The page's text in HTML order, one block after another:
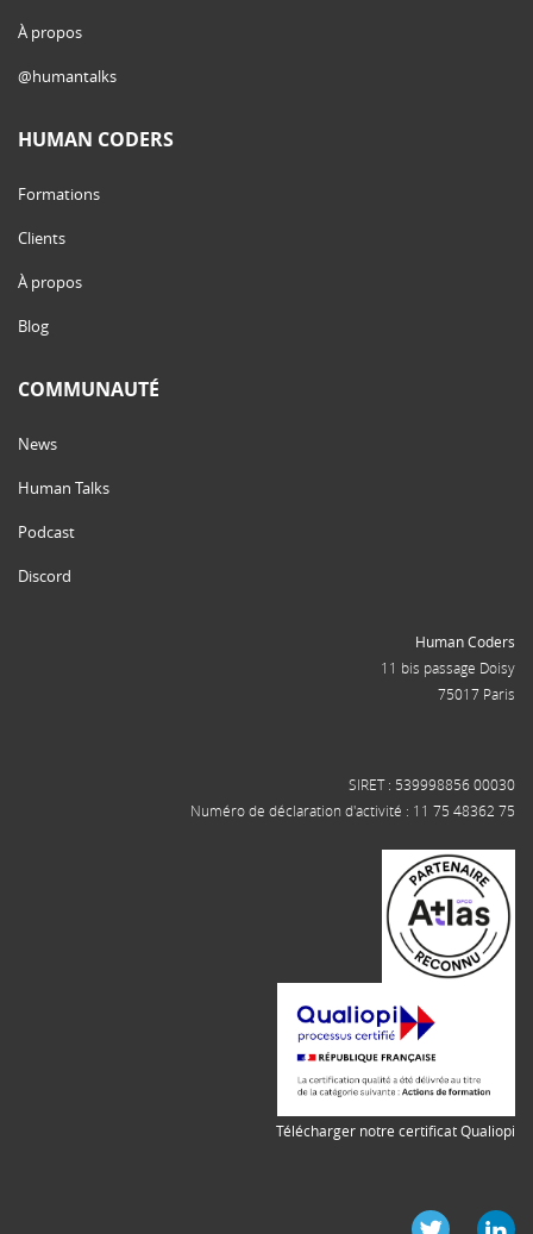
À propos
@humantalks
HUMAN CODERS
Formations
Clients
À propos
Blog
COMMUNAUTÉ
News
Human Talks
Podcast
Discord
Human Coders
11 bis passage Doisy
75017 Paris
SIRET : 539998856 00030
Numéro de déclaration d'activité : 11 75 48362 75
Télécharger notre certificat Qualiopi